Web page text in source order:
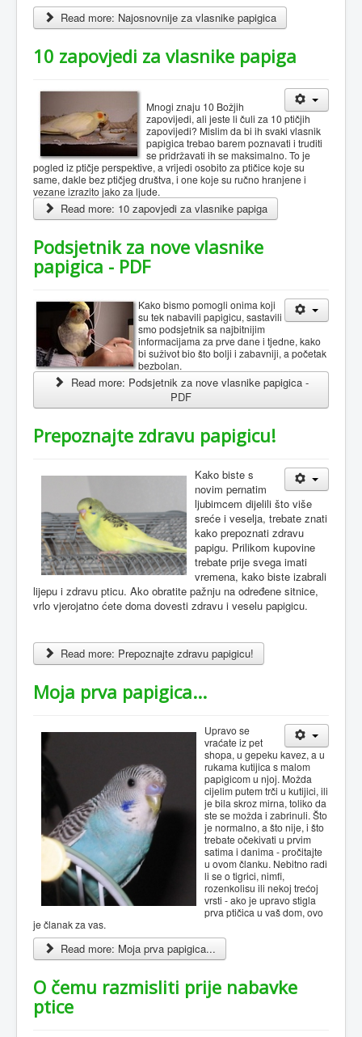
Read more: Najosnovnije za vlasnike papigica
10 zapovjedi za vlasnike papiga
Mnogi znaju 10 Božjih
zapovijedi, ali jeste li čuli za 10 ptičjih
zapovijedi? Mislim da bi ih svaki vlasnik
papigica trebao barem poznavati i truditi
se pridržavati ih se maksimalno. To je
pogled iz ptičje perspektive, a vrijedi osobito za ptičice koje su
same, dakle bez ptičjeg društva, i one koje su ručno hranjene i
vezane izrazito jako za ljude.
Read more: 10 zapovjedi za vlasnike papiga
Podsjetnik za nove vlasnike
papigica - PDF
Kako bismo pomogli onima koji
su tek nabavili papigicu, sastavili
smo podsjetnik sa najbitnijim
informacijama za prve dane i tjedne, kako
bi suživot bio što bolji i zabavniji, a početak
bezbolan.
Read more: Podsjetnik za nove vlasnike papigica -
PDF
Prepoznajte zdravu papigicu!
Kako biste s
novim pernatim
ljubimcem dijelili što više
sreće i veselja, trebate znati
kako prepoznati zdravu
papigu. Prilikom kupovine
trebate prije svega imati
vremena, kako biste izabrali
lijepu i zdravu pticu. Ako obratite pažnju na određene sitnice,
vrlo vjerojatno ćete doma dovesti zdravu i veselu papigicu.
Read more: Prepoznajte zdravu papigicu!
Moja prva papigica...
Upravo se
vraćate iz pet
shopa, u gepeku kavez, a u
rukama kutijica s malom
papigicom u njoj. Možda
cijelim putem trči u kutijici, ili
je bila skroz mirna, toliko da
ste se možda i zabrinuli. Što
je normalno, a što nije, i što
trebate očekivati u prvim
satima i danima - pročitajte
u ovom članku. Nebitno radi
li se o tigrici, nimfi,
rozenkolisu ili nekoj trećoj
vrsti - ako je upravo stigla
prva ptičica u vaš dom, ovo
je članak za vas.
Read more: Moja prva papigica...
O čemu razmisliti prije nabavke
ptice